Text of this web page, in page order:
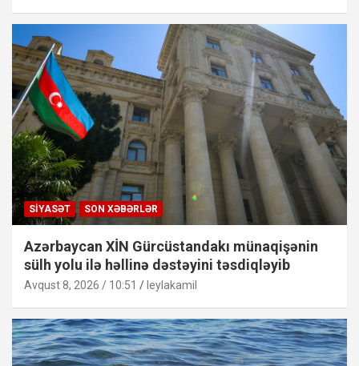
SIYASƏT SON XƏBƏRLƏR
Azərbaycan XİN Gürcüstandakı münaqişənin
sülh yolu ilə həllinə dəstəyini təsdiqləyib
Avqust 8, 2026 / 10:51 leylakamil